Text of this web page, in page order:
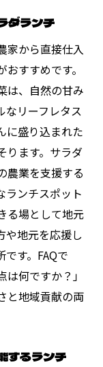
ト付きラン
ランチスポ
るカフェラ
わう特製ラ
なランチス
でのランチ
味ランチ
ダランチ
家から直接仕入
すすめです。
は、自然の甘み
なリーフレタス
に盛り込まれた
ります。サラダ
農業を支援する
ランチスポット
る場として地元
や地元を応援し
す。FAQで
何ですか？」
と地域貢献の両
するランチ